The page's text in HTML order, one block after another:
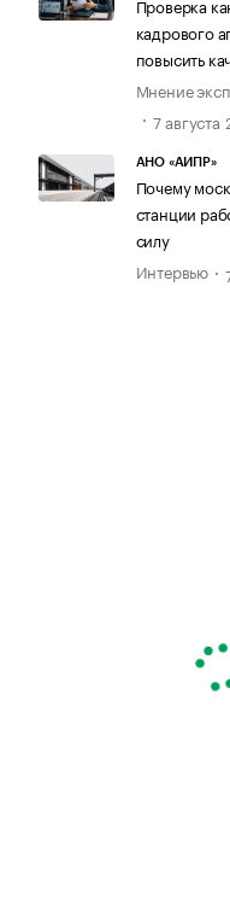
Проверка
кадрового
повысить
Мнение
7 августа
АНО «АИПР»
Почему
станции
силу
Интервью